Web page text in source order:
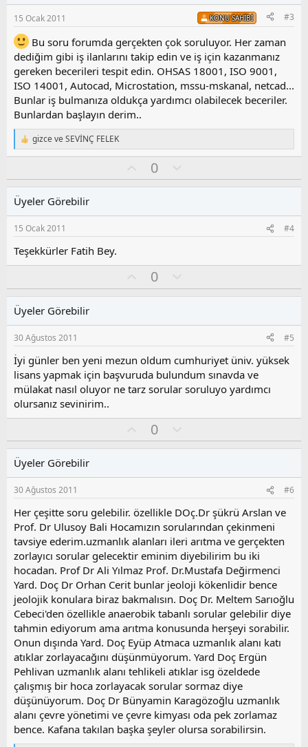
s
u
z
o
y
l
a
15 Ocak 2011 KONU SAHIBI #3
Bu soru forumda gerçekten çok soruluyor. Her zaman
dediğim gibi iş ilanlarını takip edin ve iş için kazanmanız
gereken becerileri tespit edin. OHSAS 18001, ISO 9001,
ISO 14001, Autocad, Microstation, mssu-mskanal, netcad...
Bunlar iş bulmanıza oldukça yardımcı olabilecek beceriler.
Bunlardan başlayın derim..
T
e
i
l
e
r
:
gizceveSEVİNÇ FELEK
y
0
l
s
u
o
l
Üyeler Görebilir
15 Ocak 2011 #4
Teşekkürler Fatih Bey.
y
0
l
s
u
z
o
y
a
Üyeler Görebilir
30 Ağustos 2011 #5
İyi günler ben yeni mezun oldum cumhuriyet üniv. yüksek
lisans yapmak için başvuruda bulundum sınavda ve
mülakat nasıl oluyor ne tarz sorular soruluyo yardımcı
olursanız sevinirim..
y
0
l
s
u
z
o
y
l
a
Üyeler Görebilir
30 Ağustos 2011 #6
Her çeşitte soru gelebilir. özellikle DOç.Dr şükrü Arslan ve
Prof. Dr Ulusoy Bali Hocamızın sorularından çekinmeni
tavsiye ederim.uzmanlık alanları ileri arıtma ve gerçekten
zorlayıcı sorular gelecektir eminim diyebilirim bu iki
hocadan. Prof Dr Ali Yılmaz Prof. Dr.Mustafa Değirmenci
Yard. Doç Dr Orhan Cerit bunlar jeoloji kökenlidir bence
jeolojik konulara biraz bakmalısın. Doç Dr. Meltem Sarıoğlu
Cebeci'den özellikle anaerobik tabanlı sorular gelebilir diye
tahmin ediyorum ama arıtma konusunda herşeyi sorabilir.
Onun dışında Yard. Doç Eyüp Atmaca uzmanlık alanı katı
atıklar zorlayacağını düşünmüyorum. Yard Doç Ergün
Pehlivan uzmanlık alanı tehlikeli atıklar isg özeldede
çalışmış bir hoca zorlayacak sorular sormaz diye
düşünüyorum. Doç Dr Bünyamin Karagözoğlu uzmanlık
alanı çevre yönetimi ve çevre kimyası oda pek zorlamaz
bence. Kafana takılan başka şeyler olursa sorabilirsin.